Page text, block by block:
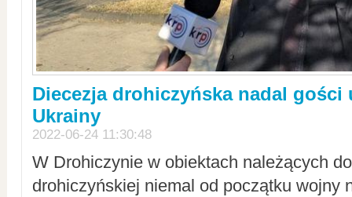
Diecezja drohiczyńska nadal gości
Ukrainy
2022-06-24 11:30:48
W Drohiczynie w obiektach należących
drohiczyńskiej niemal od początku wojny